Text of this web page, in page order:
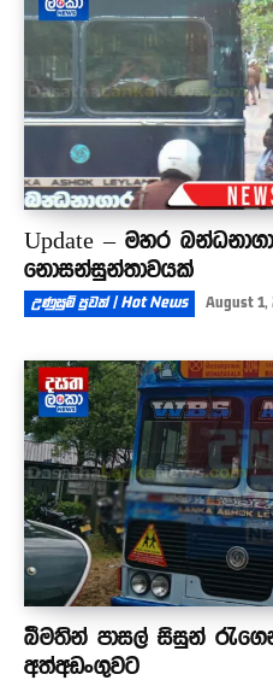
Update – මහර
නොසන්සුන්තාවයක්
උණුසුම් පුවත් | Hot News August 1,
බීමතින් පාසල් සිසුන්
අත්අඩංගුවට